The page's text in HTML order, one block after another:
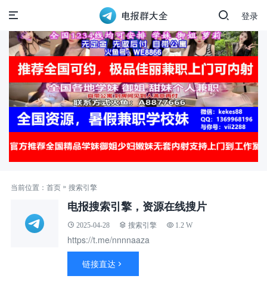
登录
当前位置： 首页 » 搜索引擎
电报搜索引擎，资源在线搜片
2025-04-28 搜索引擎 1.2 W
https://t.me/nnnnaaza
链接直达 